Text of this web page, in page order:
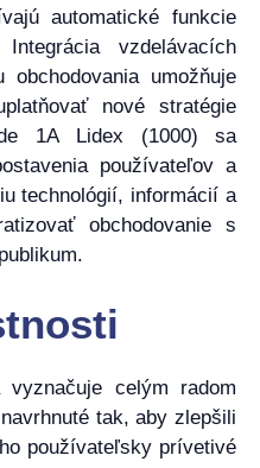
automatické funkcie
vzdelávacích
umožňuje
nové stratégie
1A Lidex (1000) sa
používateľov a
technológií, informácií a
obchodovanie s
celým radom
tak, aby zlepšili
používateľsky prívetivé